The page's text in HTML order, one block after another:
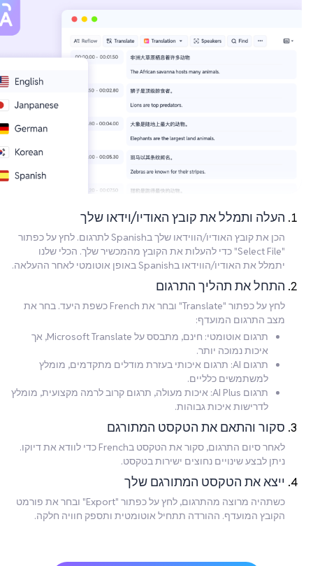
העלה ותמלל את קובץ האודיו/וידאו שלך
הכן את קובץ האודיו/הווידאו שלך בSpanish לתרגום. לחץ על כפתור
"Select File" כדי להעלות את הקובץ מהמכשיר שלך. הכלי שלנו
יתמלל את האודיו/הווידאו בSpanish באופן אוטומטי לאחר ההעלאה.
התחל את תהליך התרגום
לחץ על כפתור "Translate" ובחר את French כשפת היעד. בחר את
מצב התרגום המועדף:
תרגום אוטומטי: חינם, מתבסס על Microsoft Translate, אך
איכות נמוכה יותר.
תרגום AI: תרגום איכותי בעזרת מודלים מתקדמים, מומלץ
למשתמשים כלליים.
תרגום AI Plus: איכות מעולה, תרגום קרוב לרמה מקצועית, מומלץ
לדרישות איכות גבוהות.
סקור והתאם את הטקסט המתורגם
לאחר סיום התרגום, סקור את הטקסט בFrench כדי לוודא את דיוקו.
ניתן לבצע שינויים נחוצים ישירות בטקסט.
ייצא את הטקסט המתורגם שלך
כשתהיה מרוצה מהתרגום, לחץ על כפתור "Export" ובחר את פורמט
הקובץ המועדף. ההורדה תתחיל אוטומטית ותספק חוויה חלקה.